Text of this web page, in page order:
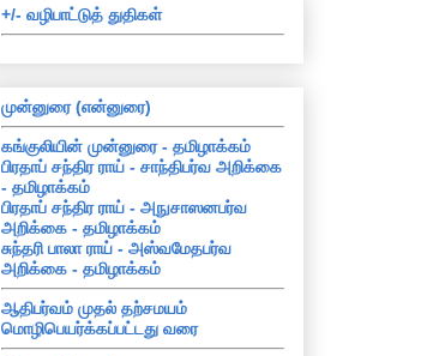
+/- வழிபாட்டுத் துதிகள்
முன்னுரை (என்னுரை)
கங்குலியின் முன்னுரை - தமிழாக்கம்
பிரதாப் சந்திர ராய் - சாந்திபர்வ அறிக்கை
- தமிழாக்கம்
பிரதாப் சந்திர ராய் - அநுசாஸனபர்வ
அறிக்கை - தமிழாக்கம்
சுந்தரி பாலா ராய் - அஸ்வமேதபர்வ
அறிக்கை - தமிழாக்கம்
ஆதிபர்வம் முதல் தற்சமயம்
மொழிபெயர்க்கப்பட்டது வரை